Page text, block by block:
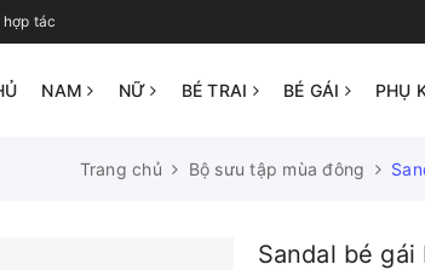
hợp tác
NAM NỮ BÉ TRAI BÉ GÁI PHỤ
Trang chủ Bộ sưu tập mùa đông
Sandal bé gái